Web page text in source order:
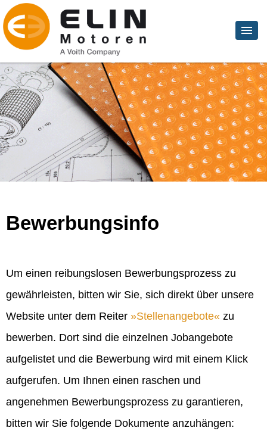
Bewerbungsinfo
Um einen reibungslosen Bewerbungsprozess zu
gewährleisten, bitten wir Sie, sich direkt über unsere
Website unter dem Reiter
Stellenangebote
zu
bewerben. Dort sind die einzelnen Jobangebote
aufgelistet und die Bewerbung wird mit einem Klick
aufgerufen. Um Ihnen einen raschen und
angenehmen Bewerbungsprozess zu garantieren,
bitten wir Sie folgende Dokumente anzuhängen: